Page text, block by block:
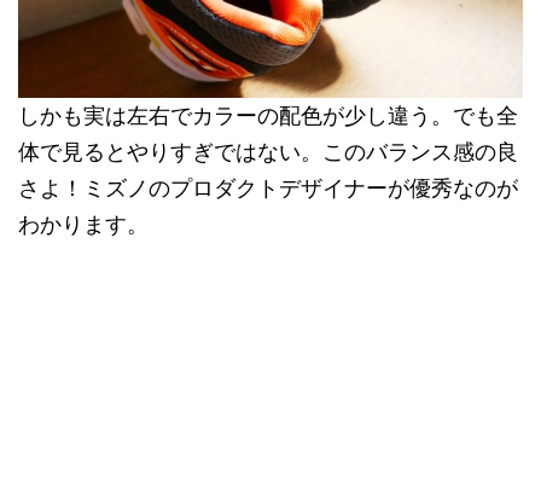
しかも実は左右でカラーの配色が少し違う。でも全
体で見るとやりすぎではない。このバランス感の良
さよ！ミズノのプロダクトデザイナーが優秀なのが
わかります。